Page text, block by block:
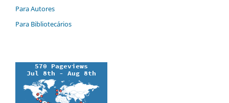
Para Autores
Para Bibliotecários